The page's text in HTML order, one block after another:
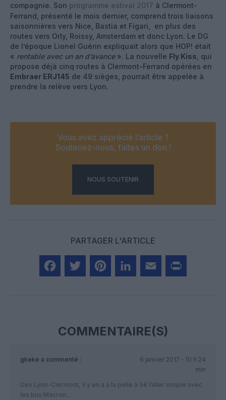
compagnie. Son programme estival 2017 à Clermont-
Ferrand, présenté le mois dernier, comprend trois liaisons
saisonnières vers Nice, Bastia et Figari, en plus des
routes vers Orly, Roissy, Amsterdam et donc Lyon. Le DG
de l’époque Lionel Guérin expliquait alors que HOP! était
« rentable avec un an d’avance». La nouvelle Fly Kiss , qui
propose déjà cinq routes à Clermont-Ferrand opérées en
Embraer ERJ145 de 49 sièges, pourrait être appelée à
prendre la relève vers Lyon.
Vous avez apprécié l’article ?
Soutenez-nous, faites un don !
NOUS SOUTENIR
PARTAGER L'ARTICLE
COMMENTAIRE(S)
gkeke a commenté :
6 janvier 2017 - 10 h 24
min
Des Lyon-Clermont, il y en a à la pelle à 5€ l’aller simple avec
les bus Macron…